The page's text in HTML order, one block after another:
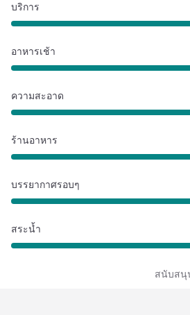
บริการ
อาหารเช้า
ความสะอาด
ร้านอาหาร
บรรยากาศรอบๆ
สระน้ำ
สนับสนุ